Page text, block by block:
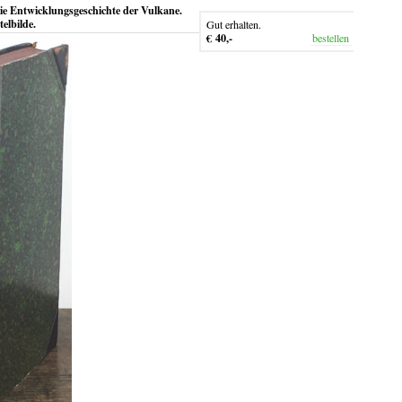
Entwicklungsgeschichte der Vulkane.
Gut erhalten.
€ 40,- bestellen